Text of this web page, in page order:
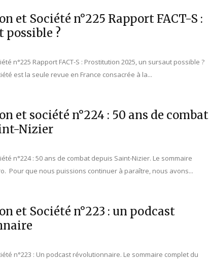
et Société n°225 Rapport FACT-S :
possible ?
n°225 Rapport FACT-S : Prostitution 2025, un sursaut possible ?
est la seule revue en France consacrée à la...
et société n°224 : 50 ans de combat
Nizier
n°224 : 50 ans de combat depuis Saint-Nizier. Le sommaire
Pour que nous puissions continuer à paraître, nous avons...
et Société n°223 : un podcast
n°223 : Un podcast révolutionnaire. Le sommaire complet du